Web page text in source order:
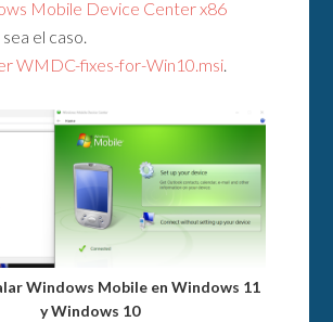
Mobile Device Center x86
el caso.
WMDC-fixes-for-Win10.msi
Windows Mobile en Windows 11
y Windows 10